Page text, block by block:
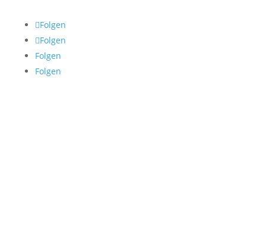
Folgen
Folgen
Folgen
Folgen